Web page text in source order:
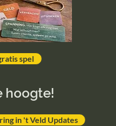
spel
hoogte!
in 't Veld Updates